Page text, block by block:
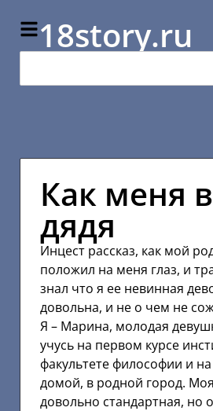
18story.ru
Как меня
дядя
Инцест рассказ, как мой
положил на меня глаз, и
знал что я ее невинная
довольна, и не о чем не
Я – Марина, молодая
учусь на первом курсе
факультете философии и
домой, в родной город.
довольно стандартная, но